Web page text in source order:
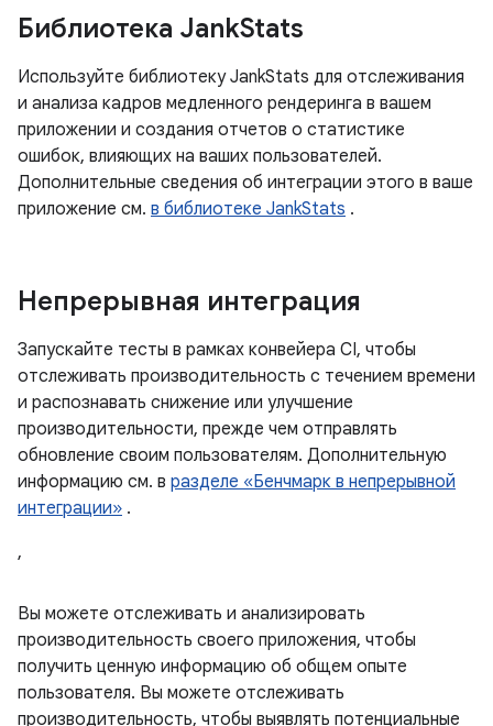
Библиотека JankStats
Используйте библиотеку JankStats для отслеживания
и анализа кадров медленного рендеринга в вашем
приложении и создания отчетов о статистике
ошибок, влияющих на ваших пользователей.
Дополнительные сведения об интеграции этого в ваше
приложение см. в библиотеке JankStats .
Непрерывная интеграция
Запускайте тесты в рамках конвейера CI, чтобы
отслеживать производительность с течением времени
и распознавать снижение или улучшение
производительности, прежде чем отправлять
обновление своим пользователям. Дополнительную
информацию см. в разделе «Бенчмарк в непрерывной
интеграции» .
,
Вы можете отслеживать и анализировать
производительность своего приложения, чтобы
получить ценную информацию об общем опыте
пользователя. Вы можете отслеживать
производительность, чтобы выявлять потенциальные